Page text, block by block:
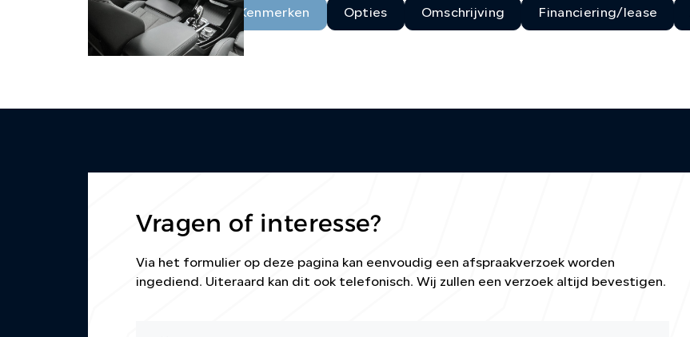
Kenmerken Opties Omschrijving Financiering/lease
Vragen of interesse?
Via het formulier op deze pagina kan eenvoudig een afspraakverzoek worden
ingediend. Uiteraard kan dit ook telefonisch. Wij zullen een verzoek altijd bevestigen.